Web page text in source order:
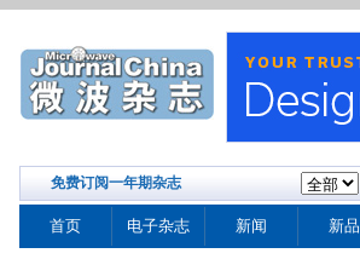
免费订阅一年期杂志
首页 电子杂志 新闻 新品